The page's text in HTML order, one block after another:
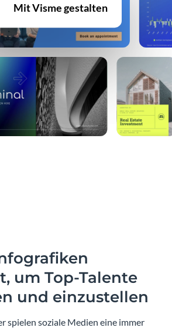
Mit Visme gestalten
um Top-Talente
und einzustellen
spielen soziale Medien eine immer